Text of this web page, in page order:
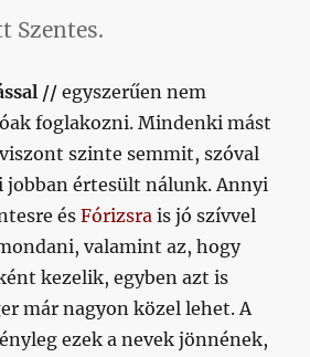
Szentes.
//egyszerűen nem
foglakozni. Mindenki mást
szinte semmit, szóval
jobban értesült nálunk. Annyi
ésFórizsra is jó szívvel
valamint az, hogy
kezelik, egyben azt is
már nagyon közel lehet. A
ezek a nevek jönnének,